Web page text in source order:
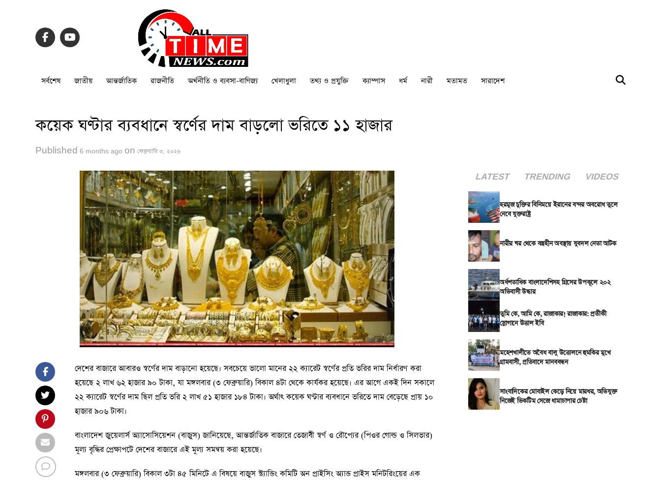
সর্বশেষ জাতীয় আন্তর্জাতিক রাজনীতি অর্থনীতি ও ব্যবসা-বাণিজ্য খেলাধুলা তথ্য ও প্রযুক্তি ক্যাম্পাস ধর্ম নারী মতামত সারাদেশ
কয়েক ঘণ্টার ব্যবধানে স্বর্ণের দাম বাড়লো ভরিতে ১১ হাজার
Published 6 months ago on ফেব্রুয়ারি ৩, ২০২৬
দেশের বাজারে আবারও স্বর্ণের দাম বাড়ানো হয়েছে। সবচেয়ে ভালো মানের ২২ ক্যারেট স্বর্ণের প্রতি ভরির দাম নির্ধারণ করা
হয়েছে ২ লাখ ৬২ হাজার ৯০ টাকা, যা মঙ্গলবার (৩ ফেব্রুয়ারি) বিকাল ৪টা থেকে কার্যকর হয়েছে। এর আগে একই দিন সকালে
২২ ক্যারেট স্বর্ণের দাম ছিল প্রতি ভরি ২ লাখ ৫১ হাজার ১৮৪ টাকা। অর্থাৎ কয়েক ঘণ্টার ব্যবধানে ভরিতে দাম বেড়েছে প্রায় ১০
হাজার ৯০৬ টাকা।
বাংলাদেশ জুয়েলার্স অ্যাসোসিয়েশন (বাজুস) জানিয়েছে, আন্তর্জাতিক বাজারে তেজাবী স্বর্ণ ও রৌপ্যের (পিওর গোল্ড ও সিলভার)
মূল্য বৃদ্ধির প্রেক্ষাপটে দেশের বাজারে এই মূল্য সমন্বয় করা হয়েছে।
মঙ্গলবার (৩ ফেব্রুয়ারি) বিকাল ৩টা ৪৫ মিনিটে এ বিষয়ে বাজুস স্ট্যান্ডিং কমিটি অন প্রাইসিং অ্যান্ড প্রাইস মনিটরিংয়ের এক
LATEST TRENDING VIDEOS
হরমুজ চুক্তির বিনিময়ে ইরানের বন্দর অবরোধ তুলে
নেবে যুক্তরাষ্ট্র
নারীর ঘর থেকে বস্ত্রহীন অবস্থায় যুবদল নেতা আটক
অর্ধশতাধিক বাংলাদেশিসহ গ্রিসের উপকূলে ২০২
অভিবাসী উদ্ধার
তুমি কে, আমি কে, রাজাকার! রাজাকার: প্রতীকী
স্লোগানে উত্তাল ইবি
মহেশখালীতে অবৈধ বালু উত্তোলনে হুমকির মুখে
গ্রামবাসী, প্রতিবাদে মানববন্ধন
সাংবাদিকের মোবাইল কেড়ে নিয়ে মারধর, অভিযুক্ত
নিজেই ভিকটিম সেজে ধামাচাপার চেষ্টা